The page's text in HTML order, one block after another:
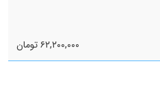
۶۲,۲۰۰,۰۰۰ تومان